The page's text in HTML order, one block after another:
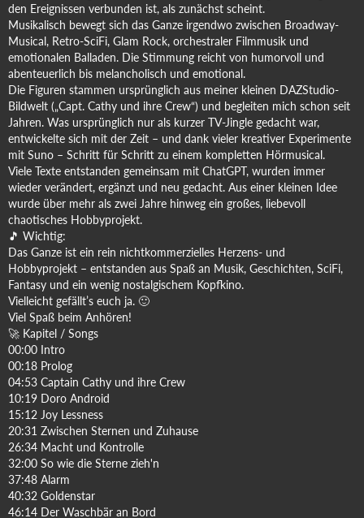
den Ereignissen verbunden ist, als zunächst scheint.
Musikalisch bewegt sich das Ganze irgendwo zwischen Broadway-
Musical, Retro-SciFi, Glam Rock, orchestraler Filmmusik und
emotionalen Balladen. Die Stimmung reicht von humorvoll und
abenteuerlich bis melancholisch und emotional.
Die Figuren stammen ursprünglich aus meiner kleinen DAZStudio-
Bildwelt („Capt. Cathy und ihre Crew“) und begleiten mich schon seit
Jahren. Was ursprünglich nur als kurzer TV-Jingle gedacht war,
entwickelte sich mit der Zeit – und dank vieler kreativer Experimente
mit Suno – Schritt für Schritt zu einem kompletten Hörmusical.
Viele Texte entstanden gemeinsam mit ChatGPT, wurden immer
wieder verändert, ergänzt und neu gedacht. Aus einer kleinen Idee
wurde über mehr als zwei Jahre hinweg ein großes, liebevoll
chaotisches Hobbyprojekt.
🎵 Wichtig:
Das Ganze ist ein rein nichtkommerzielles Herzens- und
Hobbyprojekt – entstanden aus Spaß an Musik, Geschichten, SciFi,
Fantasy und ein wenig nostalgischem Kopfkino.
Vielleicht gefällt’s euch ja. 🙂
Viel Spaß beim Anhören!
🚀 Kapitel / Songs
00:00 Intro
00:18 Prolog
04:53 Captain Cathy und ihre Crew
10:19 Doro Android
15:12 Joy Lessness
20:31 Zwischen Sternen und Zuhause
26:34 Macht und Kontrolle
32:00 So wie die Sterne zieh'n
37:48 Alarm
40:32 Goldenstar
46:14 Der Waschbär an Bord